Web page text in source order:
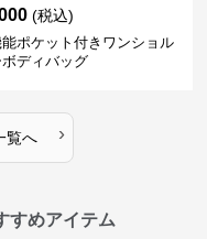
(税込)
能ポケット付きワンショル
ボディバッグ
覧へ ›
すめアイテム